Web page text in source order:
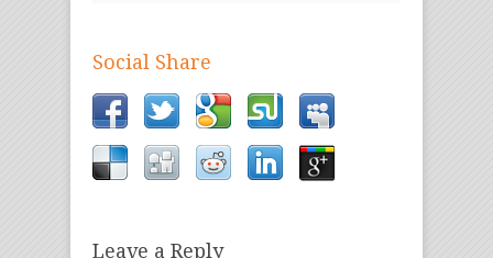
Social Share
Leave a Reply